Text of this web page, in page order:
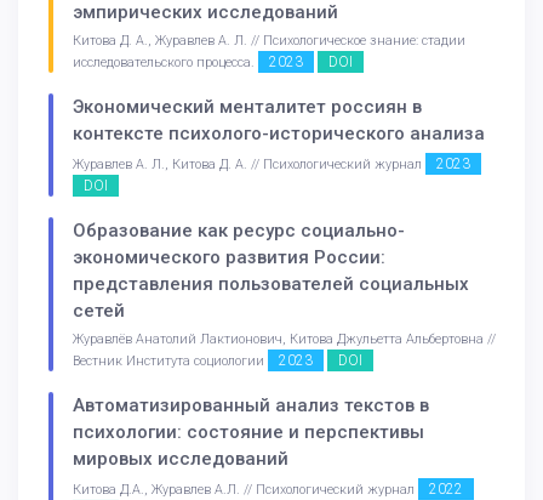
эмпирических исследований
Китова Д. А., Журавлев А. Л. // Психологическое знание: стадии
исследовательского процесса.
2023 DOI
Экономический менталитет россиян в
контексте психолого-исторического анализа
Журавлев А. Л., Китова Д. А. // Психологический журнал
2023
DOI
Образование как ресурс социально-
экономического развития России:
представления пользователей социальных
сетей
Журавлёв Анатолий Лактионович, Китова Джульетта Альбертовна //
Вестник Института социологии
2023 DOI
Автоматизированный анализ текстов в
психологии: состояние и перспективы
мировых исследований
Китова Д.А., Журавлев А.Л. // Психологический журнал
2022